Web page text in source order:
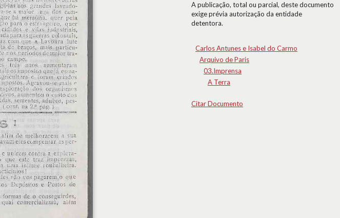
A publicação, total ou parcial, deste documento
exige prévia autorização da entidade
detentora.
Carlos Antunes e Isabel do Carmo
Arquivo de Paris
03.Imprensa
A Terra
Citar Documento